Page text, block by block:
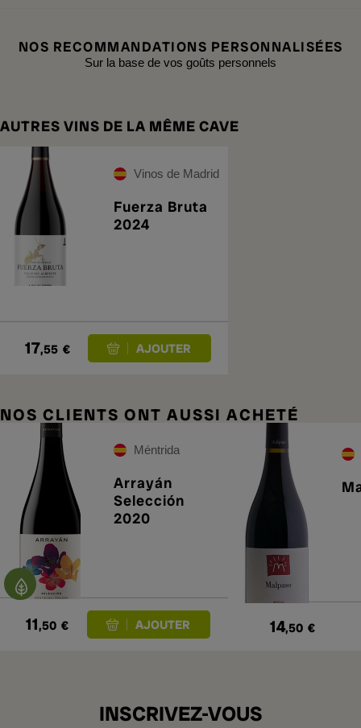
NOS RECOMMANDATIONS PERSONNALISÉES
Sur la base de vos goûts personnels
AUTRES VINS DE LA MÊME CAVE
Vinos de Madrid
Fuerza Bruta
2024
17,55 €
NOS CLIENTS ONT AUSSI ACHETÉ
Méntrida
Arrayán
Selección
2020
11,50 € 14,50 €
INSCRIVEZ-VOUS